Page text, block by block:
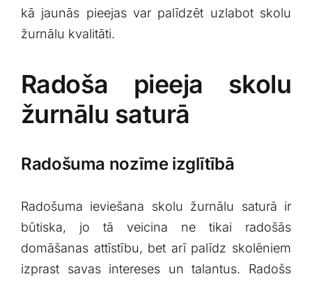
kā jaunās pieejas var palīdzēt uzlabot skolu
žurnālu kvalitāti.
Radoša pieeja skolu
žurnālu saturā
Radošuma nozīme ⁣izglītībā
Radošuma ieviešana skolu žurnālu saturā ir
būtiska, jo⁢ tā veicina ne tikai radošās
domāšanas attīstību, bet arī palīdz skolēniem
izprast savas intereses un talantus.​ Radošs